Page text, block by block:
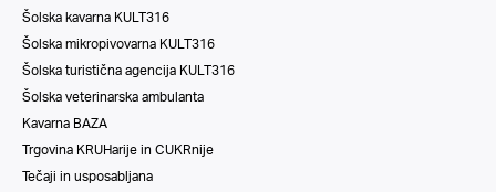
Šolska kavarna KULT316
Šolska mikropivovarna KULT316
Šolska turistična agencija KULT316
Šolska veterinarska ambulanta
Kavarna BAZA
Trgovina KRUHarije in CUKRnije
Tečaji in usposabljana